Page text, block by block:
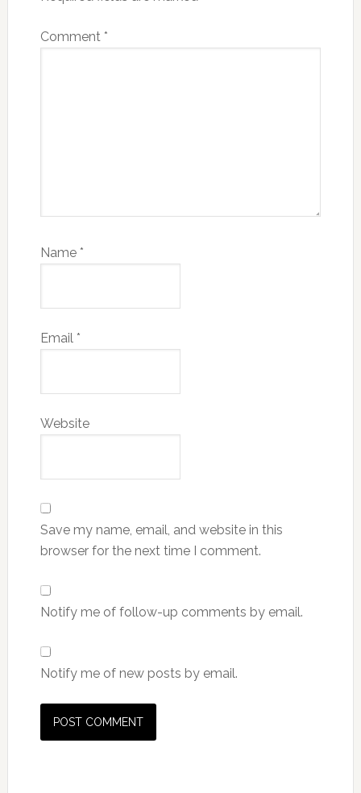
Comment *
Name *
Email *
Website
Save my name, email, and website in this
browser for the next time I comment.
Notify me of follow-up comments by email.
Notify me of new posts by email.